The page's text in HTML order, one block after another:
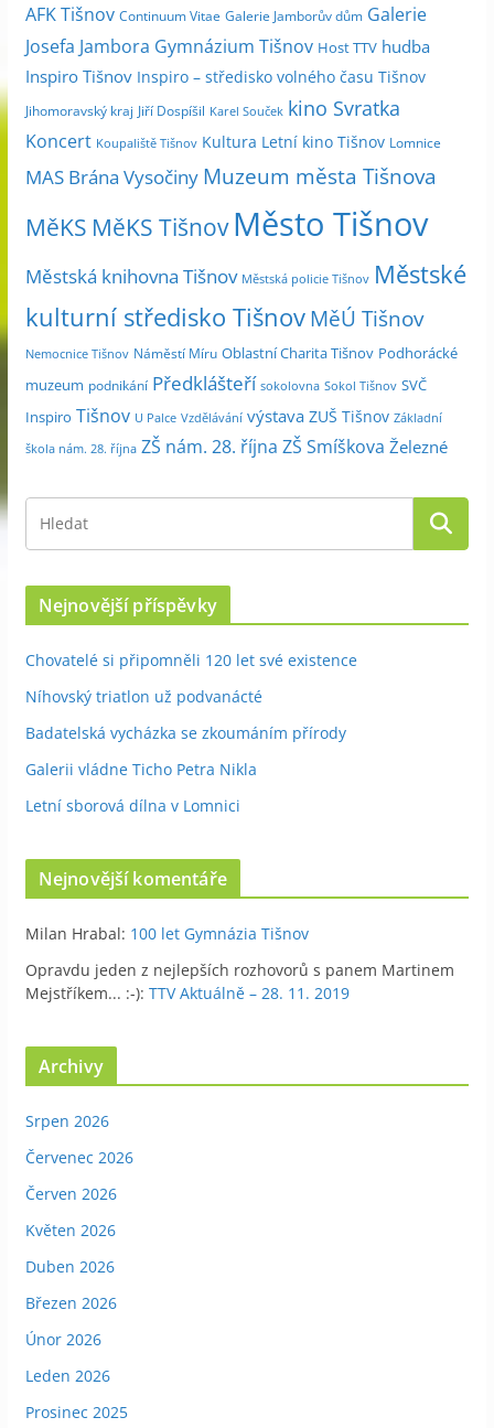
v
d
l
e
m
s
í
e
AFK Tišnov Continuum Vitae Galerie Jamborův dům Galerie
Josefa Jambora Gymnázium Tišnov Host TTV hudba
Inspiro Tišnov Inspiro – středisko volného času Tišnov
Jihomoravský kraj Jiří Dospíšil Karel Souček kino Svratka
Koncert Koupaliště Tišnov Kultura Letní kino Tišnov Lomnice
MAS Brána Vysočiny Muzeum města Tišnova
MěKS MěKS Tišnov Město Tišnov
Městská knihovna Tišnov Městská policie Tišnov Městské
kulturní středisko Tišnov MěÚ Tišnov
Nemocnice Tišnov Náměstí Míru Oblastní Charita Tišnov Podhorácké
muzeum podnikání Předklášteří sokolovna Sokol Tišnov SVČ
Inspiro Tišnov U Palce Vzdělávání výstava ZUŠ Tišnov Základní
škola nám. 28. října ZŠ nám. 28. října ZŠ Smíškova Železné
Nejnovější příspěvky
Chovatelé si připomněli 120 let své existence
Níhovský triatlon už podvanácté
Badatelská vycházka se zkoumáním přírody
Galerii vládne Ticho Petra Nikla
Letní sborová dílna v Lomnici
Nejnovější komentáře
Milan Hrabal: 100 let Gymnázia Tišnov
Opravdu jeden z nejlepších rozhovorů s panem Martinem
Mejstříkem... :-): TTV Aktuálně – 28. 11. 2019
Archivy
Srpen 2026
Červenec 2026
Červen 2026
Květen 2026
Duben 2026
Březen 2026
Únor 2026
Leden 2026
Prosinec 2025